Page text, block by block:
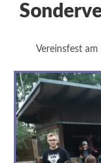
Vereinsfest